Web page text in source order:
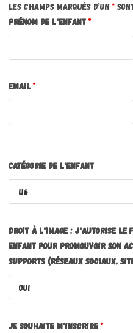
Les champs marqués d’un *
Prénom de l'enfant *
Email *
Catégorie de l'enfant
Droit à l'image : J'autorise le
enfant pour promouvoir son
supports (réseaux sociaux,
Je souhaite m'inscrire *